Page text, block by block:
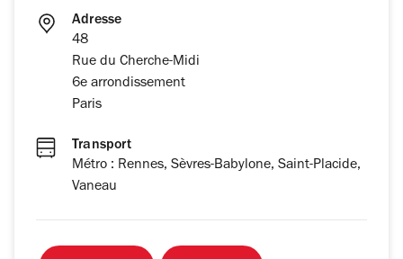
Adresse
48
Rue du Cherche-Midi
6e arrondissement
Paris
Transport
Métro : Rennes, Sèvres-Babylone, Saint-Placide,
Vaneau